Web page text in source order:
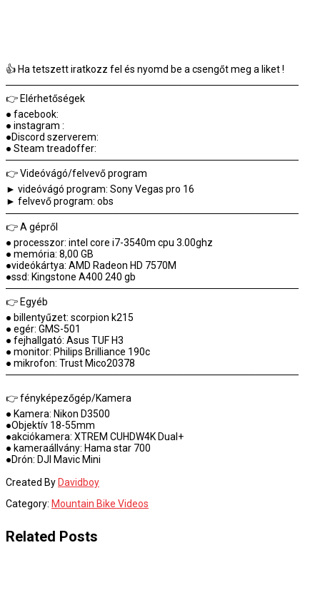
👍 Ha tetszett iratkozz fel és nyomd be a csengőt meg a liket !
─────────────────────────────────────────
👉 Elérhetőségek
● facebook:
● instagram :
●Discord szerverem:
● Steam treadoffer:
─────────────────────────────────────────
👉 Videóvágó/felvevő program
► videóvágó program: Sony Vegas pro 16
► felvevő program: obs
─────────────────────────────────────────
👉 A gépről
● processzor: intel core i7-3540m cpu 3.00ghz
● memória: 8,00 GB
●videókártya: AMD Radeon HD 7570M
●ssd: Kingstone A400 240 gb
─────────────────────────────────────────
👉 Egyéb
● billentyűzet: scorpion k215
● egér: GMS-501
● fejhallgató: Asus TUF H3
● monitor: Philips Brilliance 190c
● mikrofon: Trust Mico20378
─────────────────────────────────────────
👉 fényképezőgép/Kamera
● Kamera: Nikon D3500
●Objektív 18-55mm
●akciókamera: XTREM CUHDW4K Dual+
● kameraállvány: Hama star 700
●Drón: DJI Mavic Mini
Created ByDavidboy
Category: Mountain Bike Videos
Related Posts